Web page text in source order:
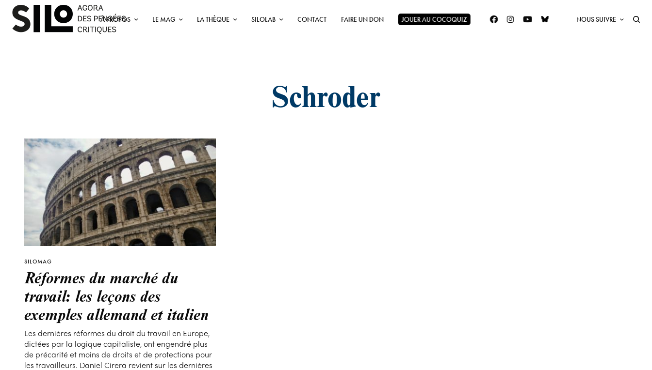
À PROPOS LE MAG LA THÈQUE SILOLAB CONTACT FAIRE UN DON JOUER AU COCOQUIZ NOUS SUIVRE
Schroder
SILOMAG
Réformes du marché du
travail: les leçons des
exemples allemand et italien
Les dernières réformes du droit du travail en Europe,
dictées par la logique capitaliste, ont engendré plus
de précarité et moins de droits et de protections pour
les travailleurs. Daniel Cirera revient sur les dernières